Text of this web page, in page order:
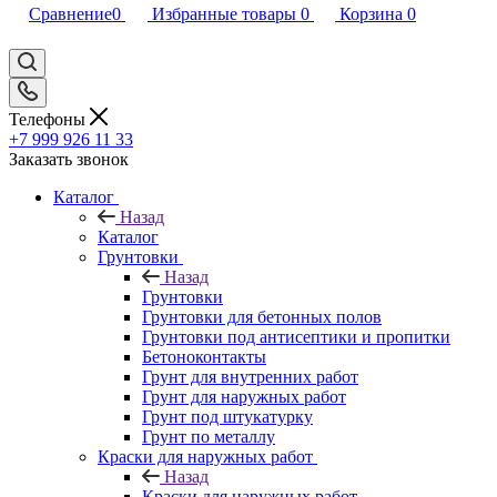
Сравнение0 Избранные товары 0 Корзина 0
Телефоны
+7 999 926 11 33
Заказать звонок
Каталог
Назад
Каталог
Грунтовки
Назад
Грунтовки
Грунтовки для бетонных полов
Грунтовки под антисептики и пропитки
Бетоноконтакты
Грунт для внутренних работ
Грунт для наружных работ
Грунт под штукатурку
Грунт по металлу
Краски для наружных работ
Назад